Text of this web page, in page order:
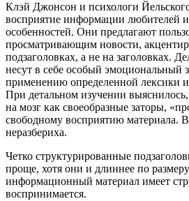
Клэй Джонсон и психологи
восприятие информации любителей
особенностей. Они предлагают
просматривающим новости,
подзаголовках, а не на заголовках.
несут в себе особый эмоциональный
применению определенной лексики
При детальном изучении
на мозг как своеобразные заторы,
свободному восприятию материала. В
неразбериха.
Четко структурированные
проще, хотя они и длиннее по
информационный материал имеет
воспринимается.